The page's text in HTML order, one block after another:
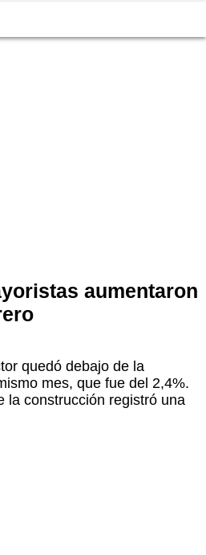
aumentaron
quedó debajo de la
mes, que fue del 2,4%.
la construcción registró una